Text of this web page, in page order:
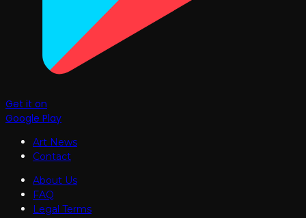
Get it on
Google Play
Art News
Contact
About Us
FAQ
Legal Terms